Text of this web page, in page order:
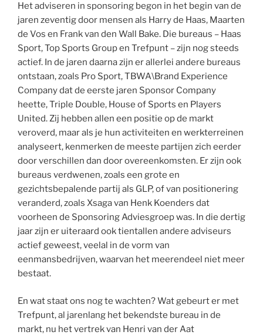
Het adviseren in sponsoring begon in het begin van de
jaren zeventig door mensen als Harry de Haas, Maarten
de Vos en Frank van den Wall Bake. Die bureaus – Haas
Sport, Top Sports Group en Trefpunt – zijn nog steeds
actief. In de jaren daarna zijn er allerlei andere bureaus
ontstaan, zoals Pro Sport, TBWA\Brand Experience
Company dat de eerste jaren Sponsor Company
heette, Triple Double, House of Sports en Players
United. Zij hebben allen een positie op de markt
veroverd, maar als je hun activiteiten en werkterreinen
analyseert, kenmerken de meeste partijen zich eerder
door verschillen dan door overeenkomsten. Er zijn ook
bureaus verdwenen, zoals een grote en
gezichtsbepalende partij als GLP, of van positionering
veranderd, zoals Xsaga van Henk Koenders dat
voorheen de Sponsoring Adviesgroep was. In die dertig
jaar zijn er uiteraard ook tientallen andere adviseurs
actief geweest, veelal in de vorm van
eenmansbedrijven, waarvan het meerendeel niet meer
bestaat.
En wat staat ons nog te wachten? Wat gebeurt er met
Trefpunt, al jarenlang het bekendste bureau in de
markt, nu het vertrek van Henri van der Aat